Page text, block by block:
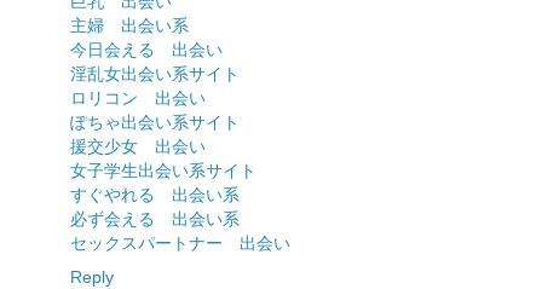
主婦 出会い系
今日会える 出会い
淫乱女出会い系サイト
ロリコン 出会い
ぽちゃ出会い系サイト
援交少女 出会い
女子学生出会い系サイト
すぐやれる 出会い系
必ず会える 出会い系
セックスパートナー 出会い
Reply